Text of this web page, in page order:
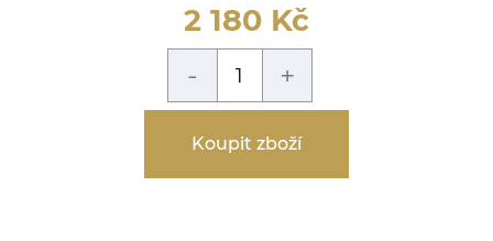
2 180 Kč
- +
Koupit zboží